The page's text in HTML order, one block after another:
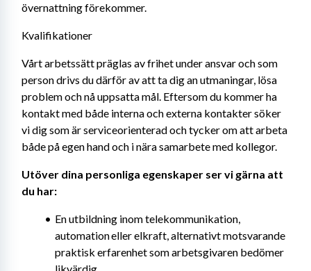
övernattning förekommer.
Kvalifikationer
Vårt arbetssätt präglas av frihet under ansvar och som
person drivs du därför av att ta dig an utmaningar, lösa
problem och nå uppsatta mål. Eftersom du kommer ha
kontakt med både interna och externa kontakter söker
vi dig som är serviceorienterad och tycker om att arbeta
både på egen hand och i nära samarbete med kollegor.
Utöver dina personliga egenskaper ser vi gärna att
du har:
En utbildning inom telekommunikation,
automation eller elkraft, alternativt motsvarande
praktisk erfarenhet som arbetsgivaren bedömer